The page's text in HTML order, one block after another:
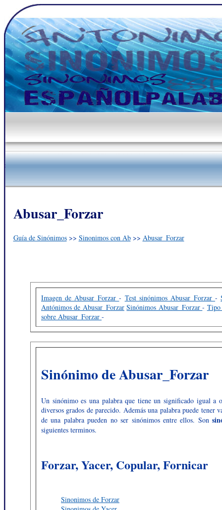
Abusar_Forzar
Guía de Sinónimos>> Sinonimos con Ab>> Abusar_Forzar
Imagen de Abusar_Forzar- Test sinónimos Abusar_Forzar-
Antónimos de Abusar_Forzar Sinónimos Abusar_Forzar- Tipo
sobre Abusar_Forzar -
Sinónimo de Abusar_Forzar
Un sinónimo es una palabra que tiene un significado igual a
diversos grados de parecido. Además una palabra puede tener
de una palabra pueden no ser sinónimos entre ellos. Son
siguientes terminos.
Forzar, Yacer, Copular, Fornicar
Sinonimos de Forzar